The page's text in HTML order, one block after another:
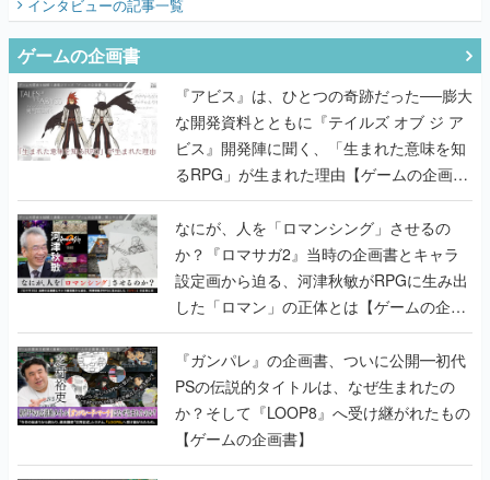
インタビューの記事一覧
ゲームの企画書
『アビス』は、ひとつの奇跡だった──膨大
な開発資料とともに『テイルズ オブ ジ ア
ビス』開発陣に聞く、「生まれた意味を知
るRPG」が生まれた理由【ゲームの企画
書】
なにが、人を「ロマンシング」させるの
か？『ロマサガ2』当時の企画書とキャラ
設定画から迫る、河津秋敏がRPGに生み出
した「ロマン」の正体とは【ゲームの企画
書】
『ガンパレ』の企画書、ついに公開━初代
PSの伝説的タイトルは、なぜ生まれたの
か？そして『LOOP8』へ受け継がれたもの
【ゲームの企画書】